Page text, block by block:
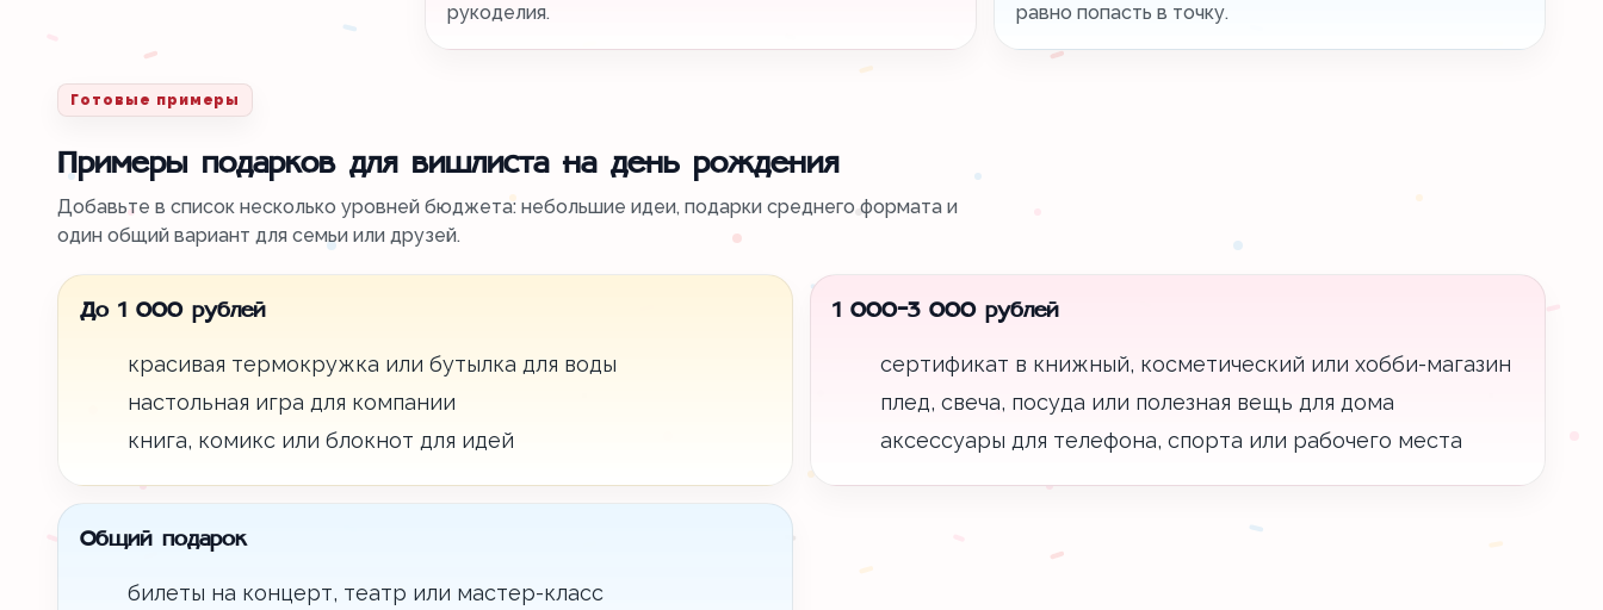
рукоделия.
равно попасть в точку.
Готовые примеры
Примеры подарков для вишлиста на день рождения
Добавьте в список несколько уровней бюджета: небольшие идеи, подарки среднего формата и
один общий вариант для семьи или друзей.
До 1 000 рублей
красивая термокружка или бутылка для воды
настольная игра для компании
книга, комикс или блокнот для идей
1 000-3 000 рублей
сертификат в книжный, косметический или хобби-магазин
плед, свеча, посуда или полезная вещь для дома
аксессуары для телефона, спорта или рабочего места
Общий подарок
билеты на концерт, театр или мастер-класс